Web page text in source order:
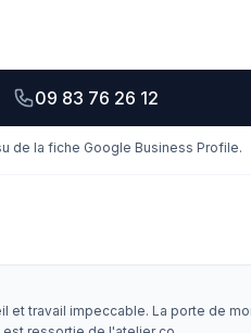
09 83 76 26 12
de la fiche Google Business Profile.
et travail impeccable. La porte de